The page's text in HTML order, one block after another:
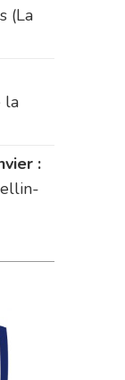
(La
la
: